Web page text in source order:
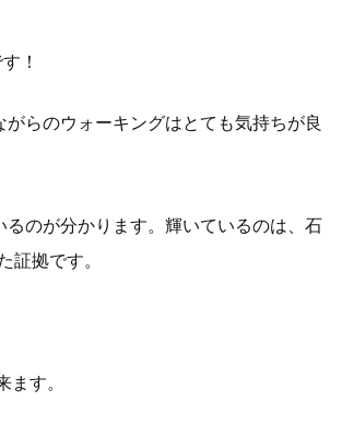
！
らのウォーキングはとても気持ちが良
のが分かります。輝いているのは、石
証拠です。
す。